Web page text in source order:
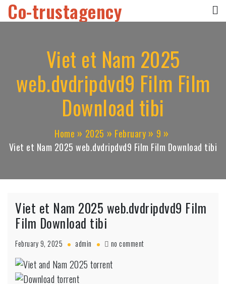
Skip
toCo-trustagency
Viet et Nam 2025
web.dvdripdvd9 Film Film
Download tibi
Home 2025 February
9
Viet et Nam 2025 web.dvdripdvd9 Film Film Download tibi
Viet et Nam 2025 web.dvdripdvd9 Film
Film Download tibi
February 9, 2025 admin no commenton